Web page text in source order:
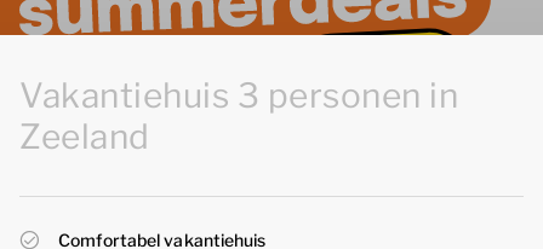
Vakantiehuis 3 personen in
Zeeland
Comfortabel vakantiehuis